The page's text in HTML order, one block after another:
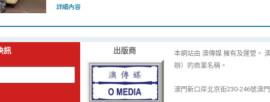
詳細內容
訊 出版商
本網站由 澳傳媒 擁有及運營。
辦）的商業名稱。
澳門新口岸北京街230-246號澳